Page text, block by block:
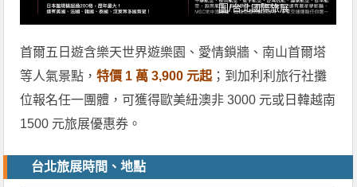
圖/台北國際旅展
首爾五日遊含樂天世界遊樂園、愛情鎖牆、南山首爾塔
等人氣景點，特價 1 萬 3,900 元起 ；到加利利旅行社攤
位報名任一團體，可獲得歐美紐澳非 3000 元或日韓越南
1500 元旅展優惠券。
台北旅展時間、地點